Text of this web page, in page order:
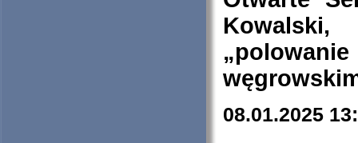
08.01.2025